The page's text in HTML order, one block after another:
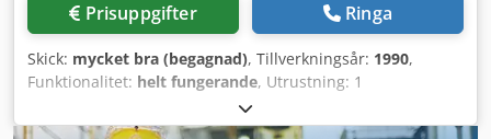
Prisuppgifter Ringa
Skick: mycket bra (begagnad), Tillverkningsår: 1990,
Funktionalitet: helt fungerande, Utrustning: 1
tånginmatning höger 1 tvåpunkts excenterpress 90 kN 4
standardslädesaggregat 1 smalslädesaggregat 1 styraxel